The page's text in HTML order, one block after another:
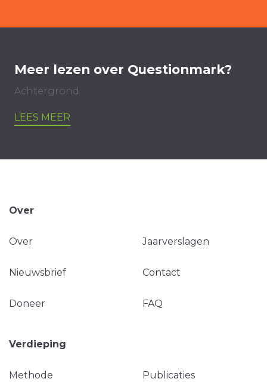
Meer lezen over Questionmark?
Achtergrond
LEES MEER
Over
Over Jaarverslagen
Nieuwsbrief Contact
Doneer FAQ
Verdieping
Methode Publicaties